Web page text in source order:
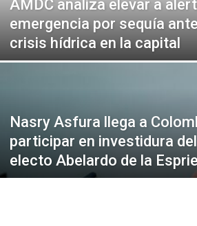
Alianza Patriotica
Libertad y Refundación
Frente Amplio
Contáctenos
Suscríbase a nuestro
Alianza Patriotica
Libertad y Refundación
Frente Amplio
Contáctenos
Suscríbase a nuestro
AMDC analiza elevar a
emergencia por sequía
crisis hídrica en la capital
Nasry Asfura llega a
participar en investidura
electo Abelardo de la